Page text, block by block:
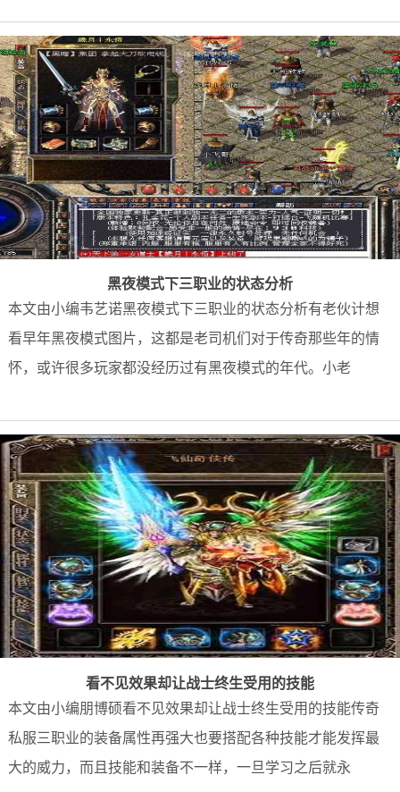
黑夜模式下三职业的状态分析
本文由小编韦艺诺黑夜模式下三职业的状态分析有老伙计想
看早年黑夜模式图片，这都是老司机们对于传奇那些年的情
怀，或许很多玩家都没经历过有黑夜模式的年代。小老
看不见效果却让战士终生受用的技能
本文由小编朋博硕看不见效果却让战士终生受用的技能传奇
私服三职业的装备属性再强大也要搭配各种技能才能发挥最
大的威力，而且技能和装备不一样，一旦学习之后就永